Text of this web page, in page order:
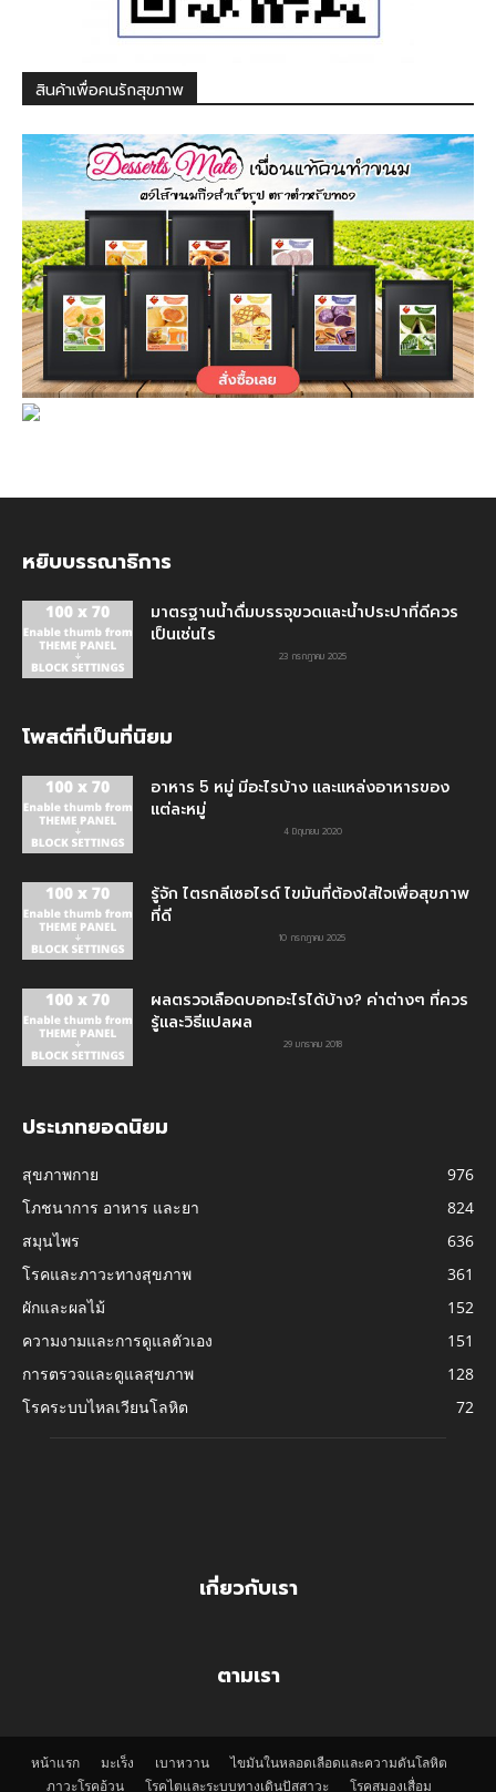
สินค้าเพื่อคนรักสุขภาพ
หยิบบรรณาธิการ
มาตรฐานน้ำดื่มบรรจุขวดและน้ำประปาที่ดีควร
เป็นเช่นไร
23 กรกฎาคม 2025
โพสต์ที่เป็นที่นิยม
อาหาร 5 หมู่ มีอะไรบ้าง และแหล่งอาหารของ
แต่ละหมู่
4 มิถุนายน 2020
รู้จัก ไตรกลีเซอไรด์ ไขมันที่ต้องใส่ใจเพื่อสุขภาพ
ที่ดี
10 กรกฎาคม 2025
ผลตรวจเลือดบอกอะไรได้บ้าง? ค่าต่างๆ ที่ควร
รู้และวิธีแปลผล
29 มกราคม 2018
ประเภทยอดนิยม
สุขภาพกาย
976
โภชนาการ อาหาร และยา
824
สมุนไพร
636
โรคและภาวะทางสุขภาพ
361
ผักและผลไม้
152
ความงามและการดูแลตัวเอง
151
การตรวจและดูแลสุขภาพ
128
โรคระบบไหลเวียนโลหิต
72
เกี่ยวกับเรา
ตามเรา
หน้าแรก มะเร็ง เบาหวาน
ไขมันในหลอดเลือดและความดันโลหิต
ภาวะโรคอ้วน
โรคไตและระบบทางเดินปัสสาวะ โรคสมองเสื่อม